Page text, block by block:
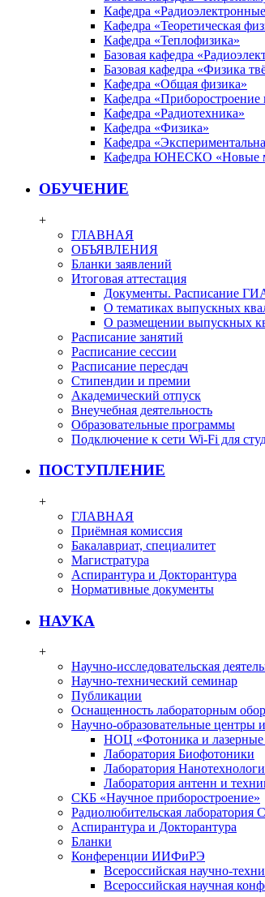
Кафедра
Кафедра «Теоретическая
Кафедра «Теплофизика»
Базовая кафедра
Базовая кафедра «Физика
Кафедра «Общая физика»
Кафедра «Приборостроение
Кафедра «Радиотехника»
Кафедра «Физика»
Кафедра
Кафедра ЮНЕСКО «Новые
ОБУЧЕНИЕ
+
ГЛАВНАЯ
ОБЪЯВЛЕНИЯ
Бланки заявлений
Итоговая аттестация
Документы. Расписание
О тематиках выпускных
О размещении выпускных
Расписание занятий
Расписание сессии
Расписание пересдач
Стипендии и премии
Академический отпуск
Внеучебная деятельность
Образовательные программы
Подключение к сети Wi-Fi для
ПОСТУПЛЕНИЕ
+
ГЛАВНАЯ
Приёмная комиссия
Бакалавриат, специалитет
Магистратура
Аспирантура и Докторантура
Нормативные документы
НАУКА
+
Научно-исследовательская
Научно-технический семинар
Публикации
Оснащенность лабораторным
Научно-образовательные центры
НОЦ «Фотоника и лазерные
Лаборатория Биофотоники
Лаборатория
Лаборатория антенн и
СКБ «Научное приборостроение»
Радиолюбительская лаборатория
Аспирантура и Докторантура
Бланки
Конференции ИИФиРЭ
Всероссийская научно-
Всероссийская научная